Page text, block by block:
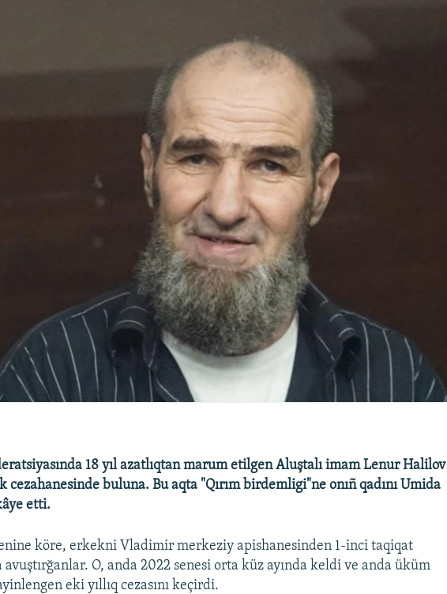
18 yıl azatlıqtan marum etilgen Aluştalı imam Lenur Halilov
cezahanesinde buluna. Bu aqta "Qırım birdemligi"ne onıñ qadını Umida
etti.
köre, erkekni Vladimir merkeziy apishanesinden 1-inci taqiqat
avuştırğanlar. O, anda 2022 senesi orta küz ayında keldi ve anda üküm
eki yıllıq cezasını keçirdi.